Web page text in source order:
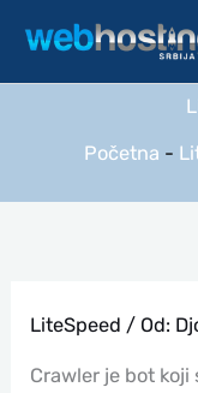
sadržaj
Početna -
LiteSpeed / Od:
Crawler je bot koji